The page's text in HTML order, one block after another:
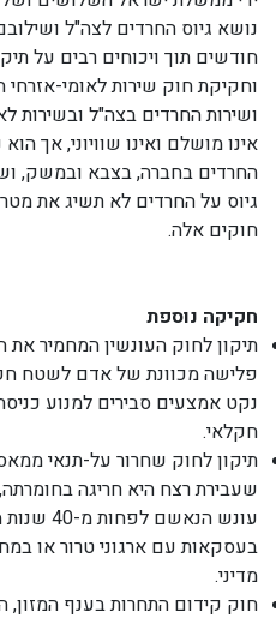
נושא גיוס החרדים לצה"ל
וחקיקת חוק שירות לאומי-אזרחי
ושירות החרדים בצה"ל
אינו מושלם ואינו שוויוני, אך
החרדים בחברה, בצבא ובמשק,
חוקים אלה.
חקיקה נוספת
תיקון לחוק העונשין המחמיר
פלישה מכוונת של אדם לשטח
נקט אמצעים סבירים למנוע
חקלאי.
תיקון לחוק שחרור על-תנאי
שעבירת רצח היא חריגה
עונש
בעסקאות עם ארגוני טרור או
מדיני.